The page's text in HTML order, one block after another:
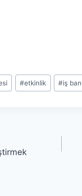
#etkinlik #iş